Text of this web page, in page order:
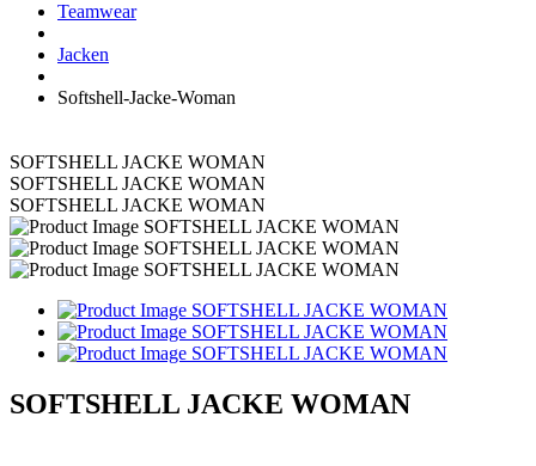
Teamwear
Jacken
Softshell-Jacke-Woman
SOFTSHELL JACKE WOMAN
SOFTSHELL JACKE WOMAN
SOFTSHELL JACKE WOMAN
SOFTSHELL JACKE WOMAN